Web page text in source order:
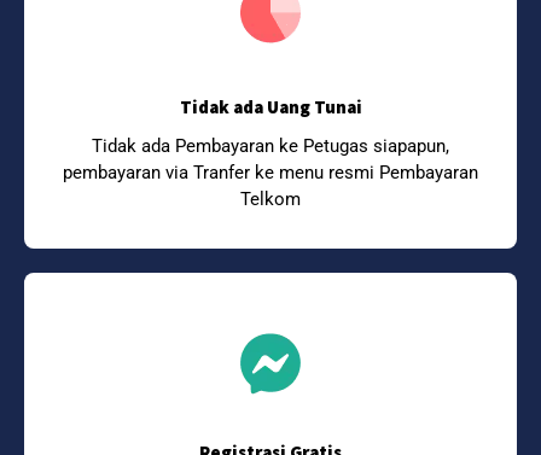
Tidak ada Uang Tunai
Tidak ada Pembayaran ke Petugas siapapun,
pembayaran via Tranfer ke menu resmi Pembayaran
Telkom